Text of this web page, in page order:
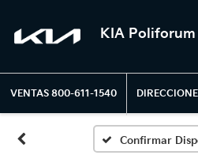
KIA Poliforum
VENTAS 800-611-1540
Confirmar